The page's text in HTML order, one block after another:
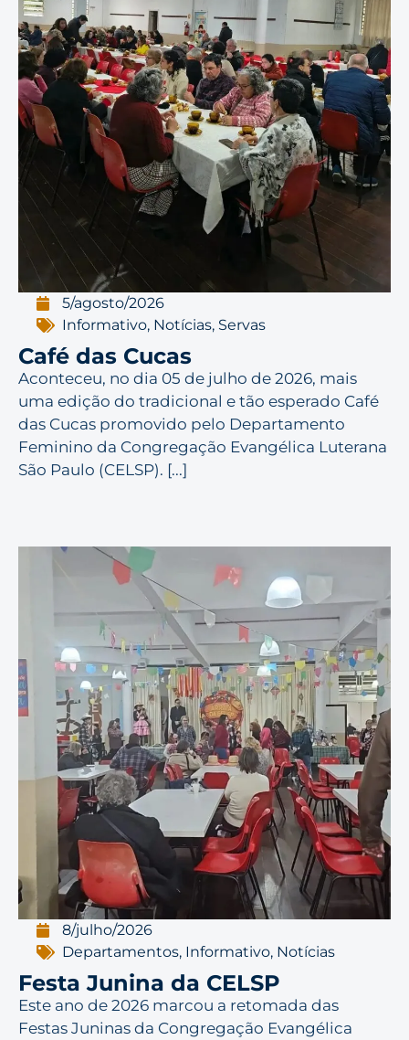
5/agosto/2026
Informativo, Notícias, Servas
Café das Cucas
Aconteceu, no dia 05 de julho de 2026, mais
uma edição do tradicional e tão esperado Café
das Cucas promovido pelo Departamento
Feminino da Congregação Evangélica Luterana
São Paulo (CELSP). [...]
8/julho/2026
Departamentos, Informativo, Notícias
Festa Junina da CELSP
Este ano de 2026 marcou a retomada das
Festas Juninas da Congregação Evangélica